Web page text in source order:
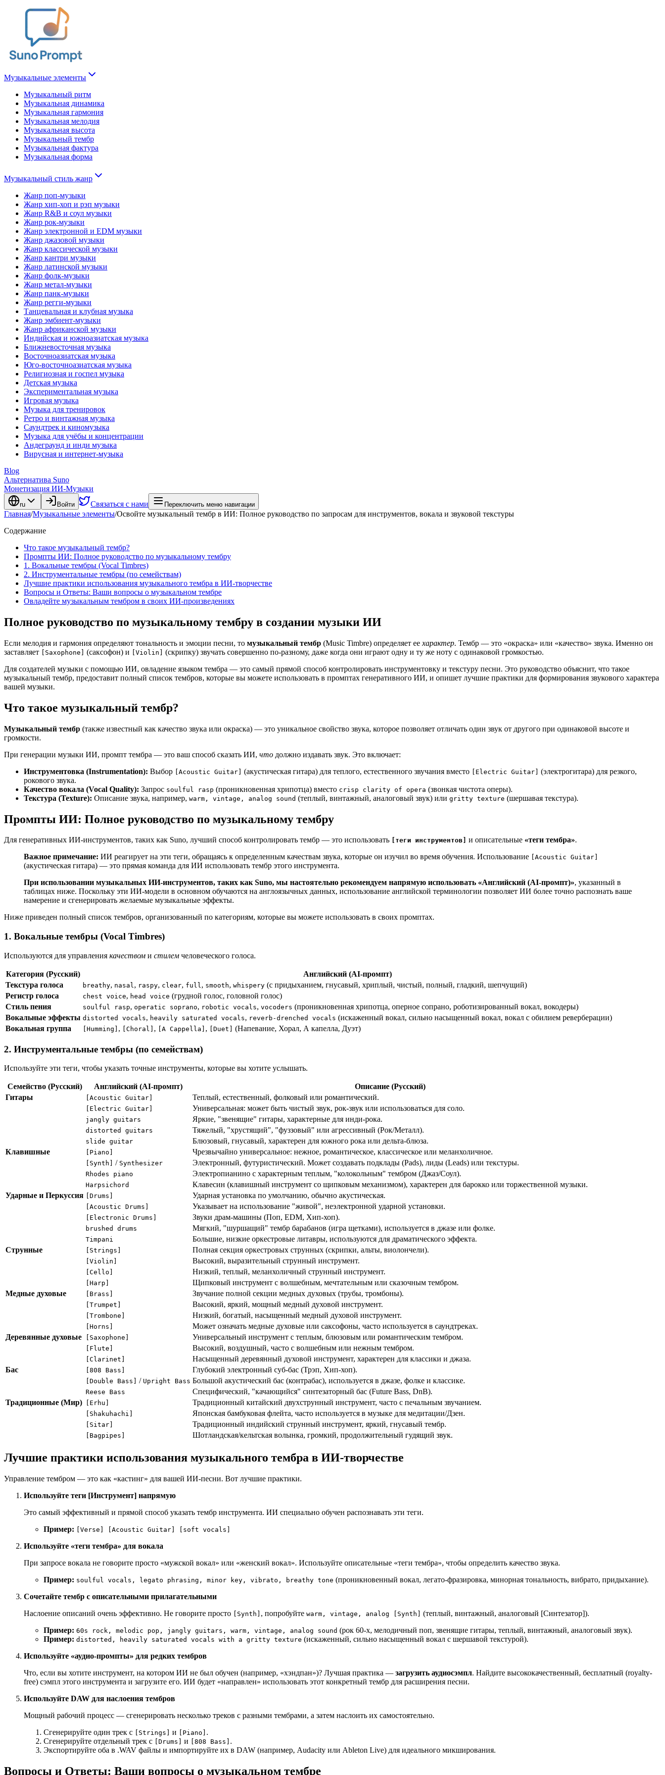
Музыкальные элементы
Музыкальный ритм
Музыкальная динамика
Музыкальная гармония
Музыкальная мелодия
Музыкальная высота
Музыкальный тембр
Музыкальная фактура
Музыкальная форма
Музыкальный стиль жанр
Жанр поп-музыки
Жанр хип-хоп и рэп музыки
Жанр R&B и соул музыки
Жанр рок-музыки
Жанр электронной и EDM музыки
Жанр джазовой музыки
Жанр классической музыки
Жанр кантри музыки
Жанр латинской музыки
Жанр фолк-музыки
Жанр метал-музыки
Жанр панк-музыки
Жанр регги-музыки
Танцевальная и клубная музыка
Жанр эмбиент-музыки
Жанр африканской музыки
Индийская и южноазиатская музыка
Ближневосточная музыка
Восточноазиатская музыка
Юго-восточноазиатская музыка
Религиозная и госпел музыка
Детская музыка
Экспериментальная музыка
Игровая музыка
Музыка для тренировок
Ретро и винтажная музыка
Саундтрек и киномузыка
Музыка для учёбы и концентрации
Андеграунд и инди музыка
Вирусная и интернет-музыка
Blog
Альтернатива Suno
Монетизация ИИ-Музыки
ru Войти Связаться с нами Переключить меню навигации
Главная/Музыкальные элементы/Освойте музыкальный тембр в ИИ: Полное руководство по запросам для инструментов, вокала и звуковой текстуры
Содержание
Что такое музыкальный тембр?
Промпты ИИ: Полное руководство по музыкальному тембру
1. Вокальные тембры (Vocal Timbres)
2. Инструментальные тембры (по семействам)
Лучшие практики использования музыкального тембра в ИИ-творчестве
Вопросы и Ответы: Ваши вопросы о музыкальном тембре
Овладейте музыкальным тембром в своих ИИ-произведениях
Полное руководство по музыкальному тембру в создании музыки ИИ
Если мелодия и гармония определяют тональность и эмоции песни, то музыкальный тембр (Music Timbre) определяет ее характер. Тембр — это «окраска» или «качество» звука. Именно он
заставляет
[Saxophone] (саксофон) и [Violin]
(скрипку) звучать совершенно по-разному, даже когда они играют одну и ту же ноту с одинаковой громкостью.
Для создателей музыки с помощью ИИ, овладение языком тембра — это самый прямой способ контролировать инструментовку и текстуру песни. Это руководство объяснит, что такое
музыкальный тембр, предоставит полный список тембров, которые вы можете использовать в промптах генеративного ИИ, и опишет лучшие практики для формирования звукового характера
вашей музыки.
Что такое музыкальный тембр?
Музыкальный тембр (также известный как качество звука или окраска) — это уникальное свойство звука, которое позволяет отличать один звук от другого при одинаковой высоте и
громкости.
При генерации музыки ИИ, промпт тембра — это ваш способ сказать ИИ, что должно издавать звук. Это включает:
Инструментовка (Instrumentation): Выбор [Acoustic Guitar] (акустическая гитара) для теплого, естественного звучания вместо [Electric Guitar] (электрогитара) для резкого,
рокового звука.
Качество вокала (Vocal Quality): Запрос soulful rasp (проникновенная хрипотца) вместо crisp clarity of opera (звонкая чистота оперы).
Текстура (Texture): Описание звука, например, warm, vintage, analog sound (теплый, винтажный, аналоговый звук) или gritty texture (шершавая текстура).
Промпты ИИ: Полное руководство по музыкальному тембру
Для генеративных ИИ-инструментов, таких как Suno, лучший способ контролировать тембр — это использовать [теги инструментов] и описательные «теги тембра».
Важное примечание: ИИ реагирует на эти теги, обращаясь к определенным качествам звука, которые он изучил во время обучения. Использование [Acoustic Guitar]
(акустическая гитара) — это прямая команда для ИИ использовать тембр этого инструмента.
При использовании музыкальных ИИ-инструментов, таких как Suno, мы настоятельно рекомендуем напрямую использовать «Английский (AI-промпт)», указанный в
таблицах ниже. Поскольку эти ИИ-модели в основном обучаются на англоязычных данных, использование английской терминологии позволяет ИИ более точно распознать ваше
намерение и сгенерировать желаемые музыкальные эффекты.
Ниже приведен полный список тембров, организованный по категориям, которые вы можете использовать в своих промптах.
1. Вокальные тембры (Vocal Timbres)
Используются для управления качеством и стилем человеческого голоса.
Категория (Русский)
Английский (AI-промпт)
Текстура голоса
breathy, nasal , raspy, clear, full , smooth, whispery (с придыханием, гнусавый, хриплый, чистый, полный, гладкий, шепчущий)
Регистр голоса
chest voice, head voice (грудной голос, головной голос)
Стиль пения
soulful rasp, operatic soprano, robotic vocals, vocoders (проникновенная хрипотца, оперное сопрано, роботизированный вокал, вокодеры)
Вокальные эффекты distorted vocals, heavily saturated vocals, reverb-drenched vocals (искаженный вокал, сильно насыщенный вокал, вокал с обилием реверберации)
Вокальная группа
[Humming] , [Choral] , [A Cappella] , [Duet] (Напевание, Хорал, А капелла, Дуэт)
2. Инструментальные тембры (по семействам)
Используйте эти теги, чтобы указать точные инструменты, которые вы хотите услышать.
Семейство (Русский) Английский (AI-промпт)
Описание (Русский)
Гитары
[Acoustic Guitar] Теплый, естественный, фолковый или романтический.
[Electric Guitar] Универсальная: может быть чистый звук, рок-звук или использоваться для соло.
jangly guitars Яркие, "звенящие" гитары, характерные для инди-рока.
distorted guitars Тяжелый, "хрустящий", "фуззовый" или агрессивный (Рок/Металл).
slide guitar
Блюзовый, гнусавый, характерен для южного рока или дельта-блюза.
Клавишные
[Piano] Чрезвычайно универсальное: нежное, романтическое, классическое или меланхоличное.
[Synth] / Synthesizer Электронный, футуристический. Может создавать подклады (Pads), лиды (Leads) или текстуры.
Rhodes piano Электропианино с характерным теплым, "колокольным" тембром (Джаз/Соул).
Harpsichord
Клавесин (клавишный инструмент со щипковым механизмом), характерен для барокко или торжественной музыки.
Ударные и Перкуссия
[Drums] Ударная установка по умолчанию, обычно акустическая.
[Acoustic Drums] Указывает на использование "живой", неэлектронной ударной установки.
[Electronic Drums] Звуки драм-машины (Поп, EDM, Хип-хоп).
brushed drums Мягкий, "шуршащий" тембр барабанов (игра щетками), используется в джазе или фолке.
Timpani
Большие, низкие оркестровые литавры, используются для драматического эффекта.
Струнные
[Strings] Полная секция оркестровых струнных (скрипки, альты, виолончели).
[Violin] Высокий, выразительный струнный инструмент.
[Cello] Низкий, теплый, меланхоличный струнный инструмент.
[Harp]
Щипковый инструмент с волшебным, мечтательным или сказочным тембром.
Медные духовые
[Brass] Звучание полной секции медных духовых (трубы, тромбоны).
[Trumpet] Высокий, яркий, мощный медный духовой инструмент.
[Trombone] Низкий, богатый, насыщенный медный духовой инструмент.
[Horns]
Может означать медные духовые или саксофоны, часто используется в саундтреках.
Деревянные духовые
[Saxophone] Универсальный инструмент с теплым, блюзовым или романтическим тембром.
[Flute] Высокий, воздушный, часто с волшебным или нежным тембром.
[Clarinet]
Насыщенный деревянный духовой инструмент, характерен для классики и джаза.
Бас
[808 Bass] Глубокий электронный суб-бас (Трэп, Хип-хоп).
[Double Bass] / Upright Bass Большой акустический бас (контрабас), используется в джазе, фолке и классике.
Reese Bass
Специфический, "качающийся" синтезаторный бас (Future Bass, DnB).
Традиционные (Мир)
[Erhu] Традиционный китайский двухструнный инструмент, часто с печальным звучанием.
[Shakuhachi] Японская бамбуковая флейта, часто используется в музыке для медитации/Дзен.
[Sitar] Традиционный индийский струнный инструмент, яркий, гнусавый тембр.
[Bagpipes] Шотландская/кельтская волынка, громкий, продолжительный гудящий звук.
Лучшие практики использования музыкального тембра в ИИ-творчестве
Управление тембром — это как «кастинг» для вашей ИИ-песни. Вот лучшие практики.
Используйте теги [Инструмент] напрямую
Это самый эффективный и прямой способ указать тембр инструмента. ИИ специально обучен распознавать эти теги.
Пример:
[Verse] [Acoustic Guitar] [soft vocals]
Используйте «теги тембра» для вокала
При запросе вокала не говорите просто «мужской вокал» или «женский вокал». Используйте описательные «теги тембра», чтобы определить качество звука.
Пример: soulful vocals, legato phrasing, minor key, vibrato, breathy tone (проникновенный вокал, легато-фразировка, минорная тональность, вибрато, придыхание).
Сочетайте тембр с описательными прилагательными
Наслоение описаний очень эффективно. Не говорите просто
[Synth] , попробуйте warm, vintage, analog [Synth]
(теплый, винтажный, аналоговый [Синтезатор]).
Пример: 60s rock, melodic pop, jangly guitars, warm, vintage, analog sound (рок 60-х, мелодичный поп, звенящие гитары, теплый, винтажный, аналоговый звук).
Пример: distorted, heavily saturated vocals with a gritty texture (искаженный, сильно насыщенный вокал с шершавой текстурой).
Используйте «аудио-промпты» для редких тембров
Что, если вы хотите инструмент, на котором ИИ не был обучен (например, «хэндпан»)? Лучшая практика — загрузить аудиосэмпл. Найдите высококачественный, бесплатный (royalty-
free) сэмпл этого инструмента и загрузите его. ИИ будет «направлен» использовать этот конкретный тембр для расширения песни.
Используйте DAW для наслоения тембров
Мощный рабочий процесс — сгенерировать несколько треков с разными тембрами, а затем наслоить их самостоятельно.
Сгенерируйте один трек с
[Strings] и [Piano] .
Сгенерируйте отдельный трек с
[Drums] и [808 Bass] .
Экспортируйте оба в .WAV файлы и импортируйте их в DAW (например, Audacity или Ableton Live) для идеального микширования.
Вопросы и Ответы: Ваши вопросы о музыкальном тембре